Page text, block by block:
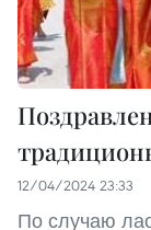
12/04/2024 23:33
По случаю